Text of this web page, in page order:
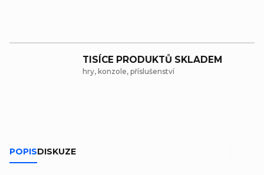
TISÍCE PRODUKTŮ SKLADEM
hry, konzole, příslušenství
POPISDISKUZE